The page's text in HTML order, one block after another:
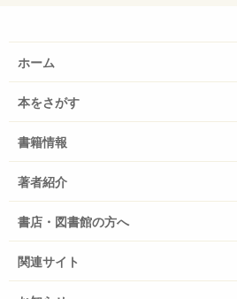
ホーム
本をさがす
書籍情報
著者紹介
書店・図書館の方へ
関連サイト